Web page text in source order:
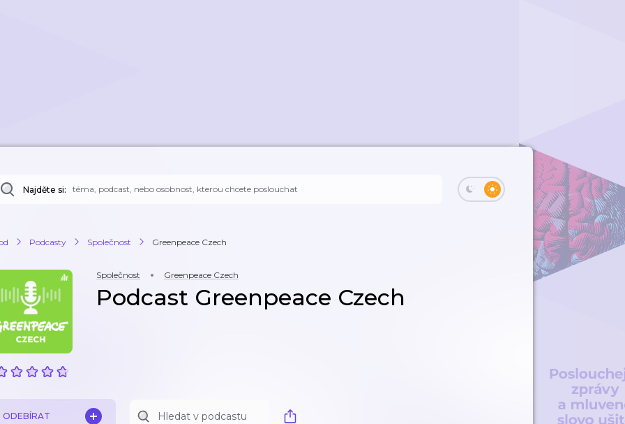
Najděte si:
Podcasty Společnost Greenpeace Czech
Společnost Greenpeace Czech
Podcast Greenpeace Czech
ODEBÍRAT